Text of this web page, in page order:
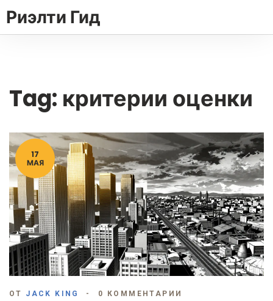
Риэлти Гид
Tag: критерии оценки
17
МАЯ
ОТ JACK KING 0 КОММЕНТАРИИ